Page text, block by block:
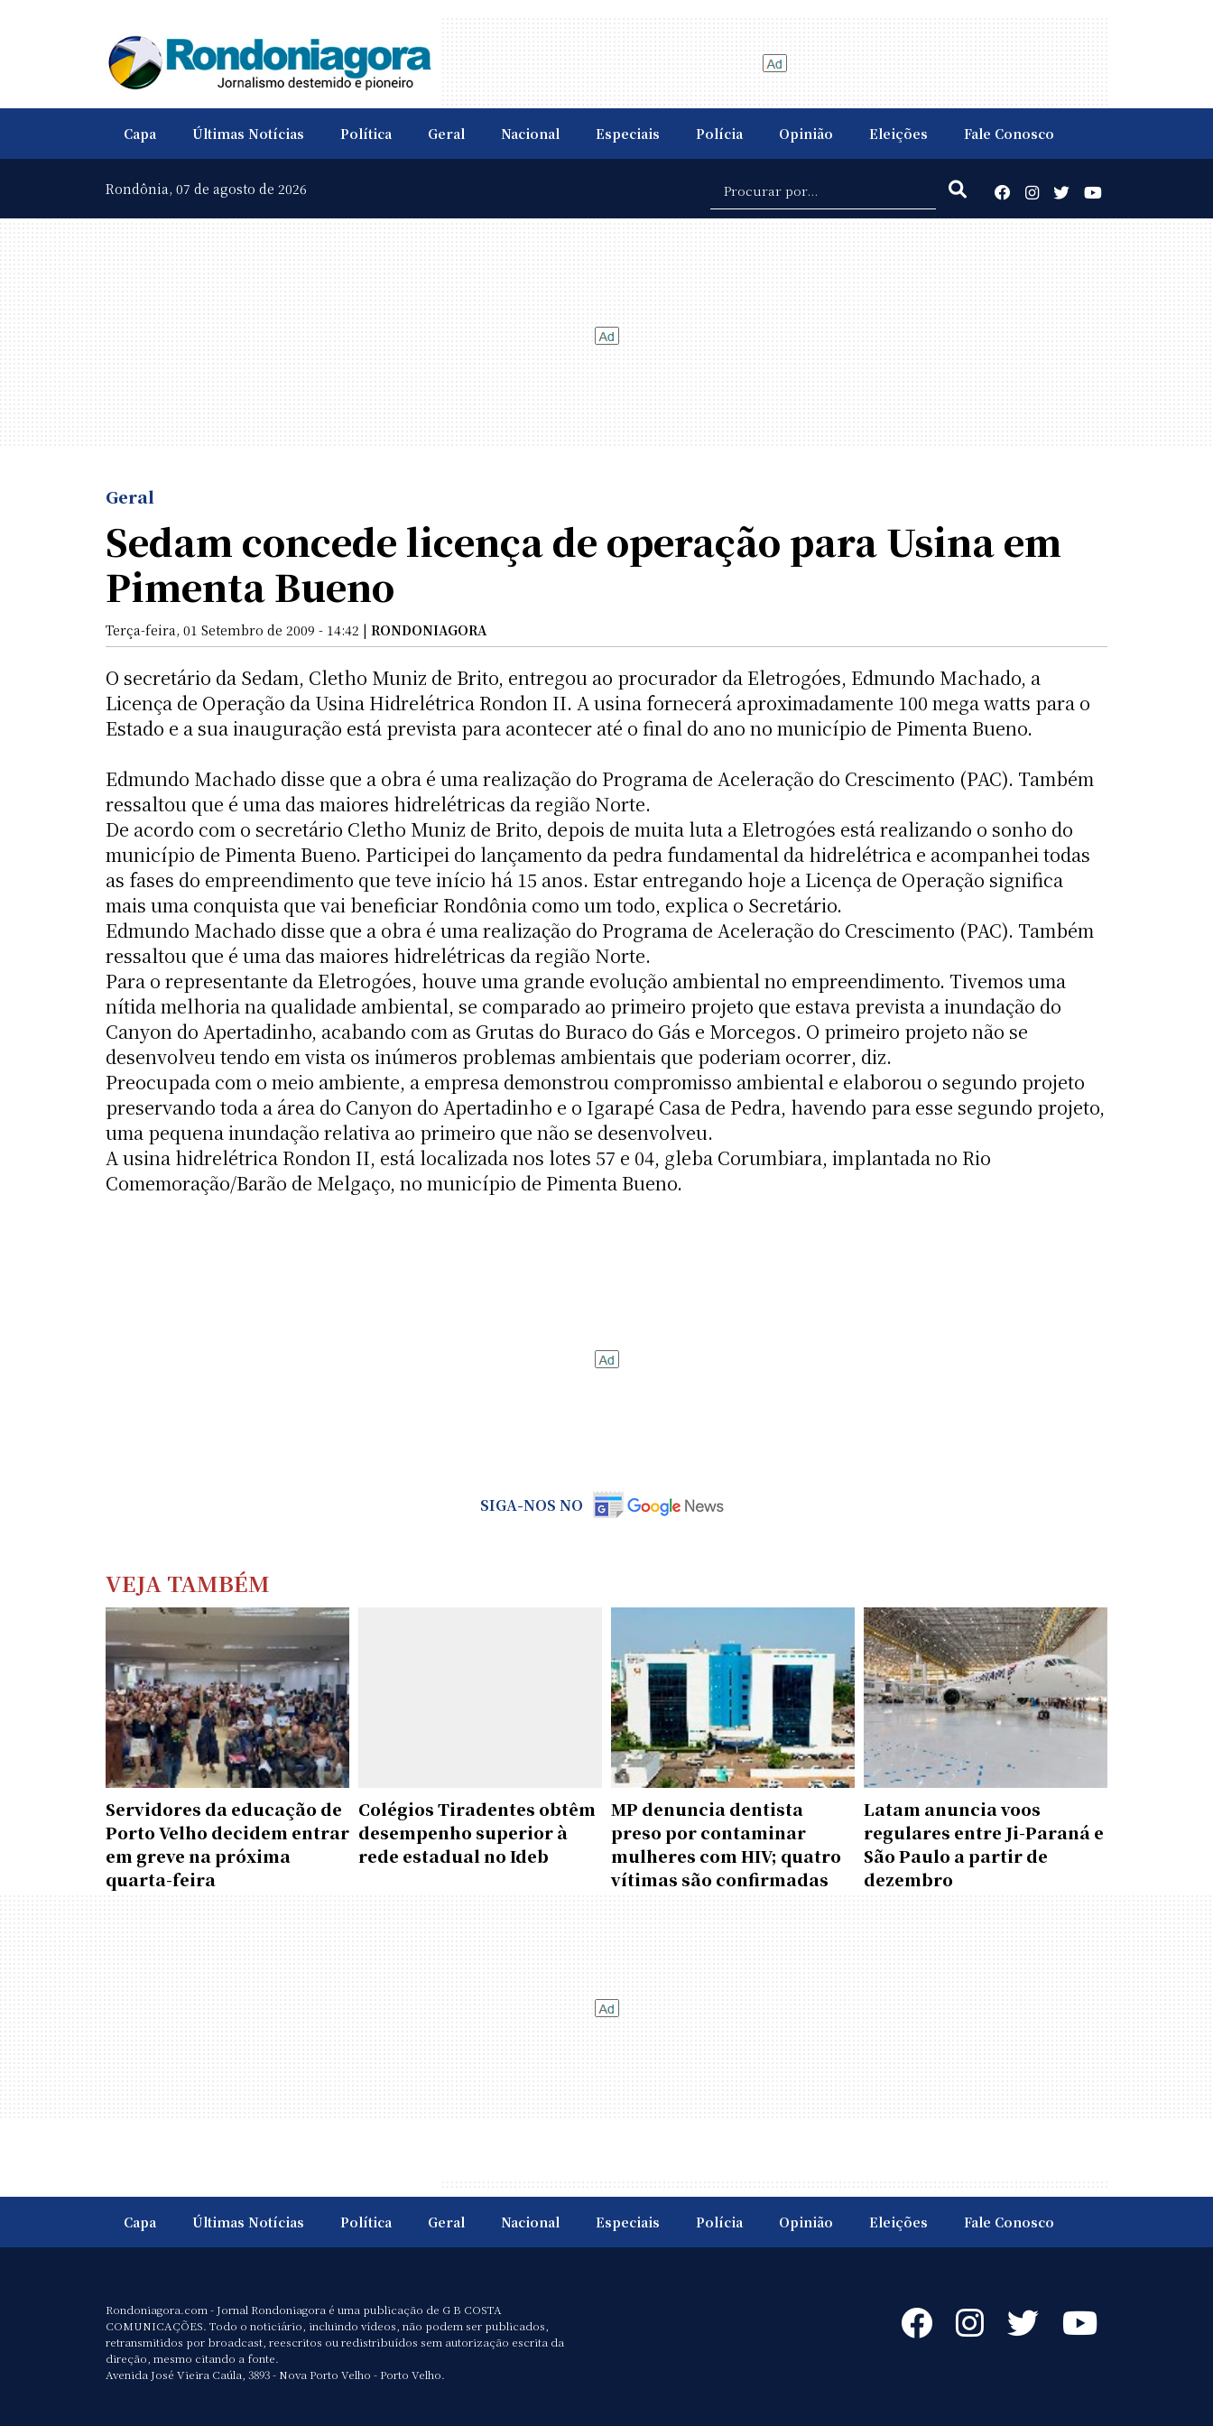
Capa Últimas Notícias Política Geral Nacional Especiais Polícia Opinião Eleições Fale Conosco
Rondônia, 07 de agosto de 2026
Geral
Sedam concede licença de operação para Usina em
Pimenta Bueno
Terça-feira, 01 Setembro de 2009 - 14:42 | RONDONIAGORA
O secretário da Sedam, Cletho Muniz de Brito, entregou ao procurador da Eletrogóes, Edmundo Machado, a
Licença de Operação da Usina Hidrelétrica Rondon II. A usina fornecerá aproximadamente 100 mega watts para o
Estado e a sua inauguração está prevista para acontecer até o final do ano no município de Pimenta Bueno.
Edmundo Machado disse que a obra é uma realização do Programa de Aceleração do Crescimento (PAC). Também
ressaltou que é uma das maiores hidrelétricas da região Norte.
De acordo com o secretário Cletho Muniz de Brito, depois de muita luta a Eletrogóes está realizando o sonho do
município de Pimenta Bueno. Participei do lançamento da pedra fundamental da hidrelétrica e acompanhei todas
as fases do empreendimento que teve início há 15 anos. Estar entregando hoje a Licença de Operação significa
mais uma conquista que vai beneficiar Rondônia como um todo, explica o Secretário.
Edmundo Machado disse que a obra é uma realização do Programa de Aceleração do Crescimento (PAC). Também
ressaltou que é uma das maiores hidrelétricas da região Norte.
Para o representante da Eletrogóes, houve uma grande evolução ambiental no empreendimento. Tivemos uma
nítida melhoria na qualidade ambiental, se comparado ao primeiro projeto que estava prevista a inundação do
Canyon do Apertadinho, acabando com as Grutas do Buraco do Gás e Morcegos. O primeiro projeto não se
desenvolveu tendo em vista os inúmeros problemas ambientais que poderiam ocorrer, diz.
Preocupada com o meio ambiente, a empresa demonstrou compromisso ambiental e elaborou o segundo projeto
preservando toda a área do Canyon do Apertadinho e o Igarapé Casa de Pedra, havendo para esse segundo projeto,
uma pequena inundação relativa ao primeiro que não se desenvolveu.
A usina hidrelétrica Rondon II, está localizada nos lotes 57 e 04, gleba Corumbiara, implantada no Rio
Comemoração/Barão de Melgaço, no município de Pimenta Bueno.
SIGA-NOS NO
VEJA TAMBÉM
Servidores da educação de
Porto Velho decidem entrar
em greve na próxima
quarta-feira
Colégios Tiradentes obtêm
desempenho superior à
rede estadual no Ideb
MP denuncia dentista
preso por contaminar
mulheres com HIV; quatro
vítimas são confirmadas
Latam anuncia voos
regulares entre Ji-Paraná e
São Paulo a partir de
dezembro
Capa Últimas Notícias Política Geral Nacional Especiais Polícia Opinião Eleições Fale Conosco
Rondoniagora.com - Jornal Rondoniagora é uma publicação de G B COSTA
COMUNICAÇÕES. Todo o noticiário, incluindo vídeos, não podem ser publicados,
retransmitidos por broadcast, reescritos ou redistribuídos sem autorização escrita da
direção, mesmo citando a fonte.
Avenida José Vieira Caúla, 3893 - Nova Porto Velho - Porto Velho.